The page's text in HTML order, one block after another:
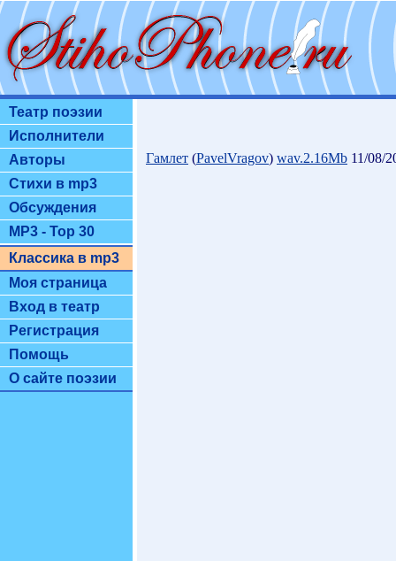
Театр поэзии
Исполнители
Авторы
Стихи в mp3
Обсуждения
MP3 - Top 30
Классика в mp3
Моя страница
Вход в театр
Регистрация
Помощь
О сайте поэзии
Гамлет (PavelVragov) wav.2.16Mb 11/08/